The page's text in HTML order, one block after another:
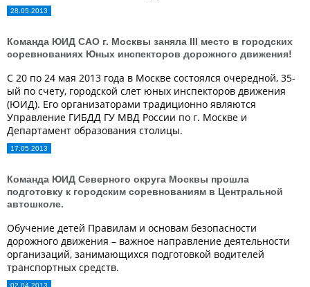
28.05.2013
Команда ЮИД САО г. Москвы заняла III место в городских
соревнованиях Юных инспекторов дорожного движения!
С 20 по 24 мая 2013 года в Москве состоялся очередной, 35-
ый по счету, городской слет юных инспекторов движения
(ЮИД). Его организаторами традиционно являются
Управление ГИБДД ГУ МВД России по г. Москве и
Департамент образования столицы.
17.05.2013
Команда ЮИД Северного округа Москвы прошла
подготовку к городским соревнованиям в Центральной
автошколе.
Обучение детей Правилам и основам безопасности
дорожного движения – важное направление деятельности
организаций, занимающихся подготовкой водителей
транспортных средств.
02.04.2013